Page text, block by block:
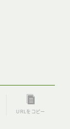
URLをコピー